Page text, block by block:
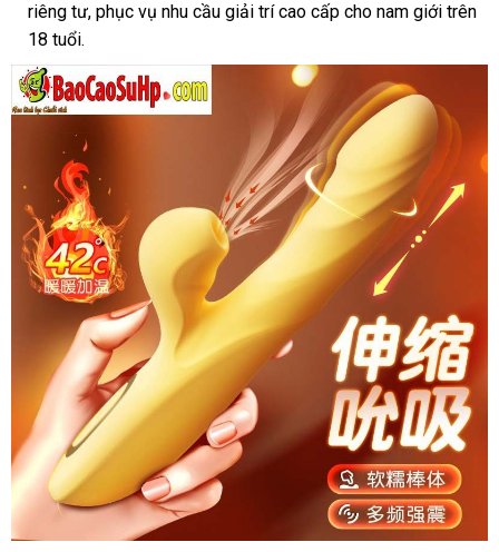
riêng tư, phục vụ nhu cầu giải trí cao cấp cho nam giới trên
18 tuổi.